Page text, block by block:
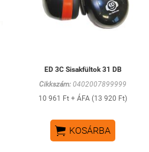
ED 3C Sisakfültok 31 DB
Cikkszám: 0402007899999
10 961 Ft + ÁFA (13 920 Ft)
 KOSÁRBA